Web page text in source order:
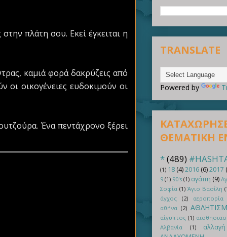
πλάτη σου. Εκεί έγκειται η
καμιά φορά δακρύζεις από
οι οικογένειες ευδοκιμούν οι
Ένα πεντάχρονο ξέρει
TRANSLATE
Powered by
ΘΕΜΑΤΙΚΗ
*(489)
(1) 18 (4)2016 (6) 2017
9 (1) 90's (1) αγάπη (9)
Σοφία (1) Άγιο Βασίλη
άγχος
(2)
αεροπορία
αθήνα (2)
αίγυπτος (1)
Αλβανία
(1)
αλλαγή